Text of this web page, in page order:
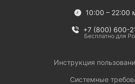
10:00 – 22:00
+7 (800) 600-
Бесплатно для
Инструкция
Системные